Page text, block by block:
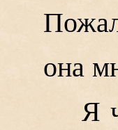
она
Я